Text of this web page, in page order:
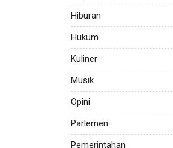
Hiburan
Hukum
Kuliner
Musik
Opini
Parlemen
Pemerintahan